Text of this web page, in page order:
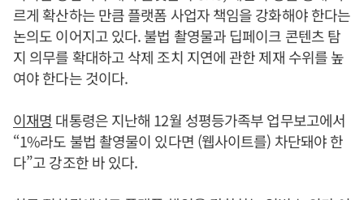
르게 확산하는 만큼 플랫폼 사업자 책임을 강화해야 한다는
논의도 이어지고 있다. 불법 촬영물과 딥페이크 콘텐츠 탐
지 의무를 확대하고 삭제 조치 지연에 관한 제재 수위를 높
여야 한다는 것이다.
이재명 대통령은 지난해 12월 성평등가족부 업무보고에서
“1%라도 불법 촬영물이 있다면 (웹사이트를) 차단돼야 한
다”고 강조한 바 있다.